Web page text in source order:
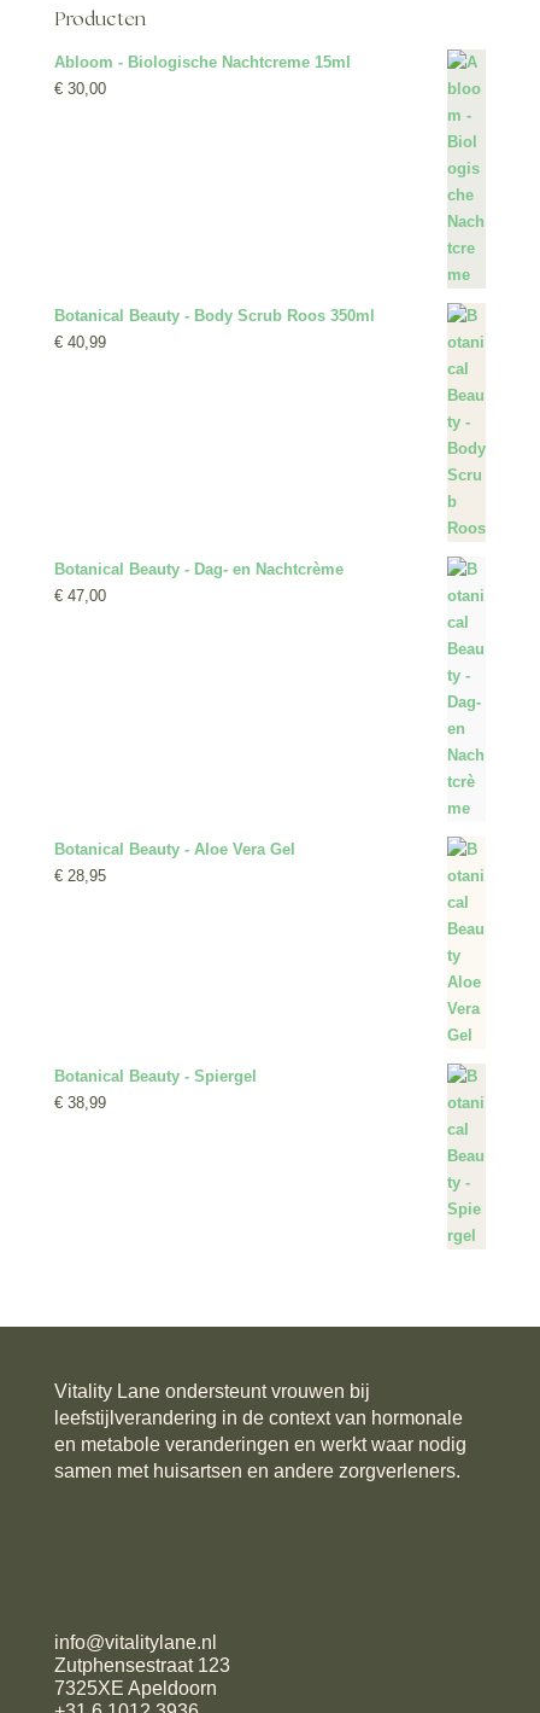
Producten
Abloom - Biologische Nachtcreme 15ml
€30,00
Botanical Beauty - Body Scrub Roos 350ml
€40,99
Botanical Beauty - Dag- en Nachtcrème
€47,00
Botanical Beauty - Aloe Vera Gel
€28,95
Botanical Beauty - Spiergel
€38,99
Vitality Lane ondersteunt vrouwen bij
leefstijlverandering in de context van hormonale
en metabole veranderingen en werkt waar nodig
samen met huisartsen en andere zorgverleners.
info@vitalitylane.nl
Zutphensestraat 123
7325XE Apeldoorn